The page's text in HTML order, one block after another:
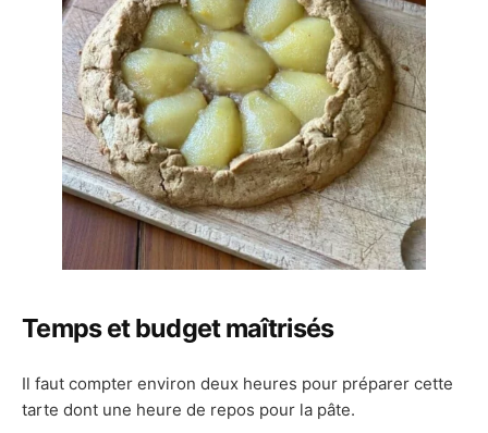
Temps et budget maîtrisés
Il faut compter environ deux heures pour préparer cette
tarte dont une heure de repos pour la pâte.